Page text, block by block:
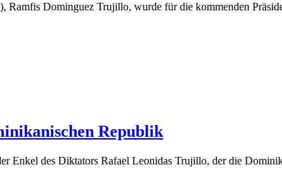
Dominguez Trujillo, wurde für die kommenden
Republik
Enkel des Diktators Rafael Leonidas Trujillo, der die